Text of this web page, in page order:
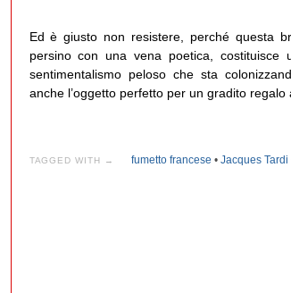
Ed è giusto non resistere, perché questa
persino con una vena poetica,
sentimentalismo peloso che sta
anche l’oggetto perfetto per un gradito regalo
TAGGED WITH → fumetto francese •Jacques Tardi